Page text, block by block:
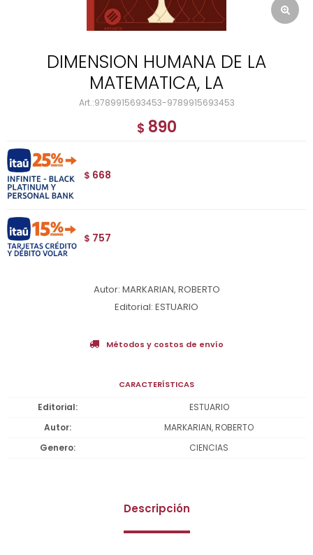
DIMENSION HUMANA DE LA
MATEMATICA, LA
9789915693453-9789915693453
$ 890
$ 668
$ 757
Autor: MARKARIAN, ROBERTO
Editorial: ESTUARIO
Métodos y costos de envío
CARACTERÍSTICAS
Editorial
ESTUARIO
Autor
MARKARIAN, ROBERTO
Genero
CIENCIAS
Descripción